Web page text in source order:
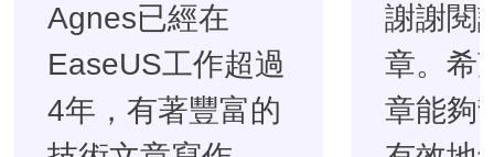
Agnes已經在
EaseUS工作超過
4年，有著豐富的
謝謝閱
章。希
章能夠